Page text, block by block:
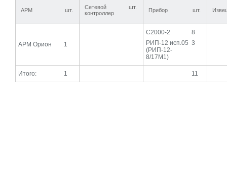
АРМ шт.
Сетевой
контроллер
шт. Прибор шт.
АРМ Орион 1
С2000-2
8
РИП-12 исп.05
(РИП-12-
8/17М1)
3
Итого: 1 11